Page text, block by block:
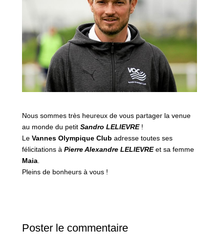
Nous sommes très heureux de vous partager la venue
au monde du petit Sandro LELIEVRE!
Le Vannes Olympique Club adresse toutes ses
félicitations à Pierre Alexandre LELIEVREet sa femme
Maia.
Pleins de bonheurs à vous !
Poster le commentaire